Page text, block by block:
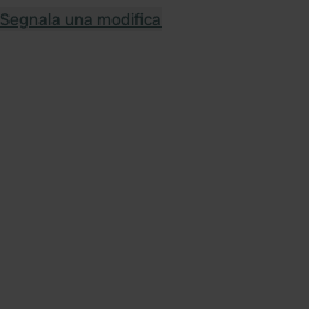
Segnala una modifica